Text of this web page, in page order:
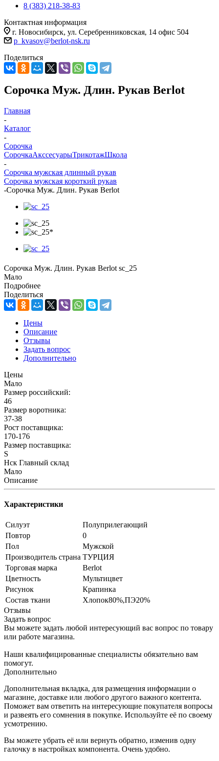
8 (383) 218-38-83
Контактная информация
г. Новосибирск, ул. Серебренниковская, 14 офис 504
p_kvasov@berlot-nsk.ru
Поделиться
Сорочка Муж. Длин. Рукав Berlot
Главная
-
Каталог
-
Сорочка
СорочкаАкссесуарыТрикотажШкола
-
Сорочка мужская длинный рукав
Сорочка мужская короткий рукав
-Сорочка Муж. Длин. Рукав Berlot
Сорочка Муж. Длин. Рукав Berlot sc_25
Мало
Подробнее
Поделиться
Цены
Описание
Отзывы
Задать вопрос
Дополнительно
Цены
Мало
Размер российский:
46
Размер воротника:
37-38
Рост поставщика:
170-176
Размер поставщика:
S
Нск Главный склад
Мало
Описание
Характеристики
Силуэт
Полуприлегающий
Повтор
0
Пол
Мужской
Производитель страна ТУРЦИЯ
Торговая марка
Berlot
Цветность
Мультицвет
Рисунок
Крапинка
Состав ткани
Хлопок80%,ПЭ20%
Отзывы
Задать вопрос
Вы можете задать любой интересующий вас вопрос по товару
или работе магазина.
Наши квалифицированные специалисты обязательно вам
помогут.
Дополнительно
Дополнительная вкладка, для размещения информации о
магазине, доставке или любого другого важного контента.
Поможет вам ответить на интересующие покупателя вопросы
и развеять его сомнения в покупке. Используйте её по своему
усмотрению.
Вы можете убрать её или вернуть обратно, изменив одну
галочку в настройках компонента. Очень удобно.